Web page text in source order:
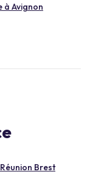
à Avignon
Brest